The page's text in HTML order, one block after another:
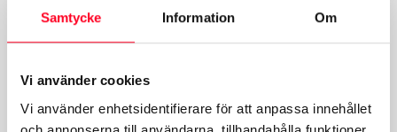
Samtycke Information Om
Vi använder cookies
Vi använder enhetsidentifierare för att anpassa innehållet
Group
Fälg PV/C LM
Tum
19
42
Centre Diameter Art nummer